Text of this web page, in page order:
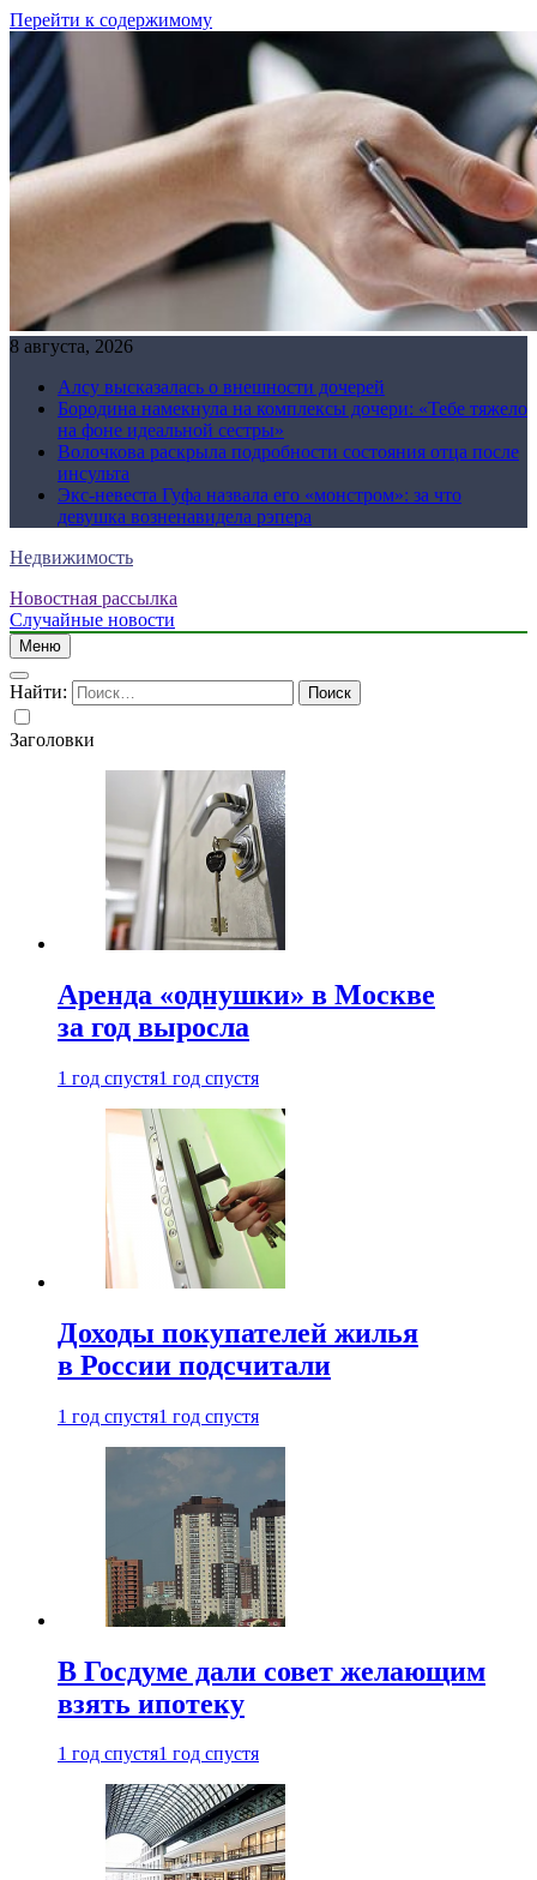
Перейти к содержимому
8 августа, 2026
Алсу высказалась о внешности дочерей
Бородина намекнула на комплексы дочери: «Тебе тяжело
на фоне идеальной сестры»
Волочкова раскрыла подробности состояния отца после
инсульта
Экс-невеста Гуфа назвала его «монстром»: за что
девушка возненавидела рэпера
Недвижимость
Новостная рассылка
Случайные новости
Меню
Найти:
Заголовки
Аренда «однушки» в Москве
за год выросла
1 год спустя1 год спустя
Доходы покупателей жилья
в России подсчитали
1 год спустя1 год спустя
В Госдуме дали совет желающим
взять ипотеку
1 год спустя1 год спустя